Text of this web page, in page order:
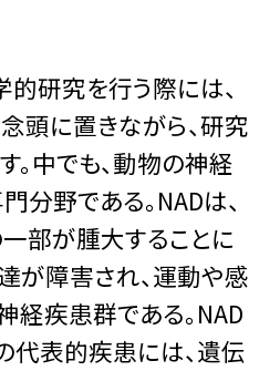
的研究を行う際には、
頭に置きながら、研究
。中でも、動物の神経
分野である。NADは、
部が腫大することに
が障害され、運動や感
経疾患群である。NAD
代表的疾患には、遺伝